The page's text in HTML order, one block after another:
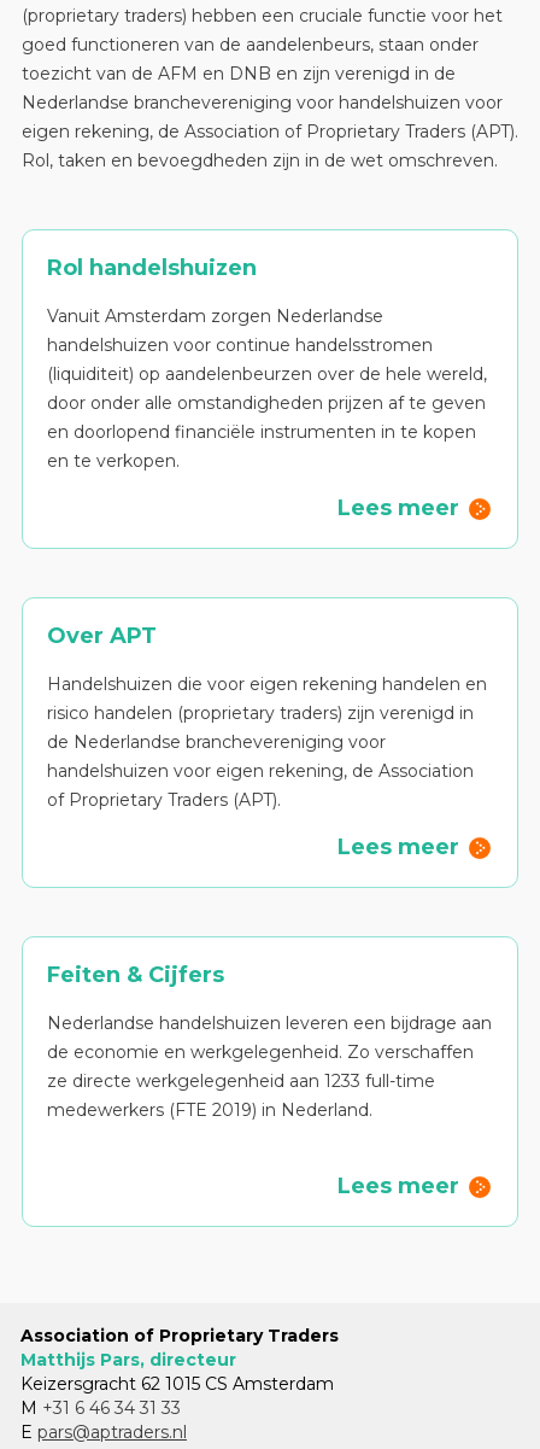
(proprietary traders) hebben een cruciale functie voor het
goed functioneren van de aandelenbeurs, staan onder
toezicht van de AFM en DNB en zijn verenigd in de
Nederlandse branchevereniging voor handelshuizen voor
eigen rekening, de Association of Proprietary Traders (APT).
Rol, taken en bevoegdheden zijn in de wet omschreven.
Rol handelshuizen
Vanuit Amsterdam zorgen Nederlandse
handelshuizen voor continue handelsstromen
(liquiditeit) op aandelenbeurzen over de hele wereld,
door onder alle omstandigheden prijzen af te geven
en doorlopend financiële instrumenten in te kopen
en te verkopen.
Lees meer
Over APT
Handelshuizen die voor eigen rekening handelen en
risico handelen (proprietary traders) zijn verenigd in
de Nederlandse branchevereniging voor
handelshuizen voor eigen rekening, de Association
of Proprietary Traders (APT).
Lees meer
Feiten & Cijfers
Nederlandse handelshuizen leveren een bijdrage aan
de economie en werkgelegenheid. Zo verschaffen
ze directe werkgelegenheid aan 1233 full-time
medewerkers (FTE 2019) in Nederland.
Lees meer
Association of Proprietary Traders
Matthijs Pars, directeur
Keizersgracht 62 1015 CS Amsterdam
M +31 6 46 34 31 33
E pars@aptraders.nl